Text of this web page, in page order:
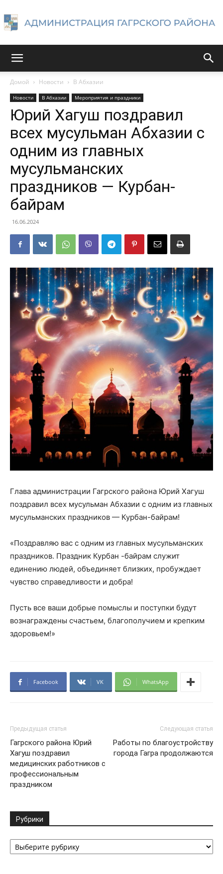
Гагрского
района
Домой Новости В Абхазии
Новости В Абхазии Мероприятия и праздники
Юрий Хагуш поздравил
всех мусульман Абхазии с
одним из главных
мусульманских
праздников — Курбан-
байрам
16.06.2024
Глава администрации Гагрского района Юрий Хагуш
поздравил всех мусульман Абхазии с одним из главных
мусульманских праздников — Курбан-байрам!
«Поздравляю вас с одним из главных мусульманских
праздников. Праздник Курбан -байрам служит
единению людей, объединяет близких, пробуждает
чувство справедливости и добра!
Пусть все ваши добрые помыслы и поступки будут
вознаграждены счастьем, благополучием и крепким
здоровьем!»
Facebook VK WhatsApp
Предыдущая статья
Гагрского района Юрий
Хагуш поздравил
медицинских работников с
профессиональным
праздником
Следующая статья
Работы по благоустройству
города Гагра продолжаются
Рубрики
Рубрики